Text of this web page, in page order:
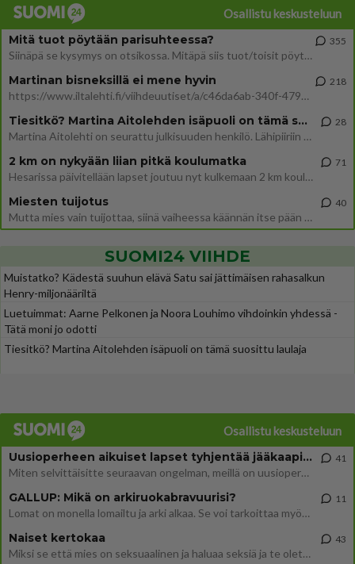
Osallistu keskusteluun
Mitä tuot pöytään parisuhteessa?
Siinäpä se kysymys on otsikossa. Mitäpä siis tuot/toisit pöytään parisuhteessa? Oletko mies vai nainen? Koetko sen mitä
355
Martinan bisneksillä ei mene hyvin
https://www.iltalehti.fi/viihdeuutiset/a/c46da6ab-340f-4790-aaa7-0865eed2336 Yrityksen konkurssihakemus on tullut kärä
218
Tiesitkö? Martina Aitolehden isäpuoli on tämä suosittu laulaja
Martina Aitolehti on seurattu julkisuuden henkilö. Lähipiiriin mahtuu muitakin tunnettuja henkilöitä. Tiesitkö, että Ma
28
2 km on nykyään liian pitkä koulumatka
Hesarissa päivitellään lapset joutuu nyt kulkemaan 2 km kouluun jösses. Ruostefillarilla tuo matka menee vaikka miten äk
71
Miesten tuijotus
Mutta mies vain tuijottaa, siinä vaiheessa käännän itse pään pois. Mikä juttu? Yleensä jos joku tuijottaa tai katsoo, hä
40
SUOMI24 VIIHDE
Muistatko? Kädestä suuhun elävä Satu sai jättimäisen rahasalkun
Henry-miljonääriltä
Luetuimmat: Aarne Pelkonen ja Noora Louhimo vihdoinkin yhdessä -
Tätä moni jo odotti
Tiesitkö? Martina Aitolehden isäpuoli on tämä suosittu laulaja
Osallistu keskusteluun
Uusioperheen aikuiset lapset tyhjentää jääkaapin käydessään
Miten selvittäisitte seuraavan ongelman, meillä on uusioperhe, minulla teini-ikäiset lapset ja puolisolla aikuiset, jotk
41
GALLUP: Mikä on arkiruokabravuurisi?
Lomat on monella lomailtu ja arki alkaa. Se voi tarkoittaa myös sitä, että grillailut on grillattu ja palataan arjen ruo
11
Naiset kertokaa
Miksi se että mies on seksuaalinen ja haluaa seksiä ja te olette hänen mielestänne haluttava on vastenmielistä? Mikä sii
43